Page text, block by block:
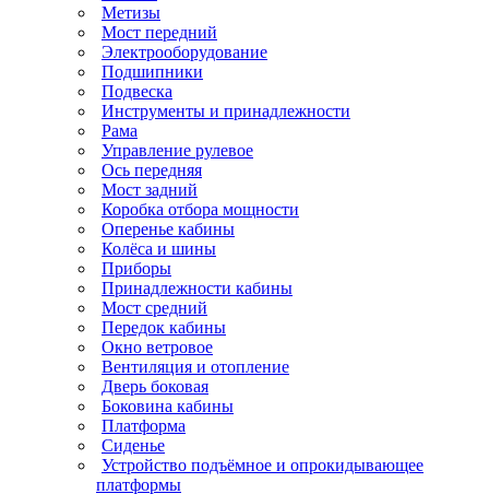
Метизы
Мост передний
Электрооборудование
Подшипники
Подвеска
Инструменты и принадлежности
Рама
Управление рулевое
Ось передняя
Мост задний
Коробка отбора мощности
Оперенье кабины
Колёса и шины
Приборы
Принадлежности кабины
Мост средний
Передок кабины
Окно ветровое
Вентиляция и отопление
Дверь боковая
Боковина кабины
Платформа
Сиденье
Устройство подъёмное и опрокидывающее
платформы